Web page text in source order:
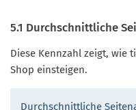
5.1 Durchschnittliche
Diese Kennzahl zeigt, wie
Shop einsteigen.
Durchschnittliche